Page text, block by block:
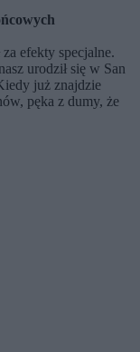
efekty specjalne.
urodził się w San
już znajdzie
pęka z dumy, że